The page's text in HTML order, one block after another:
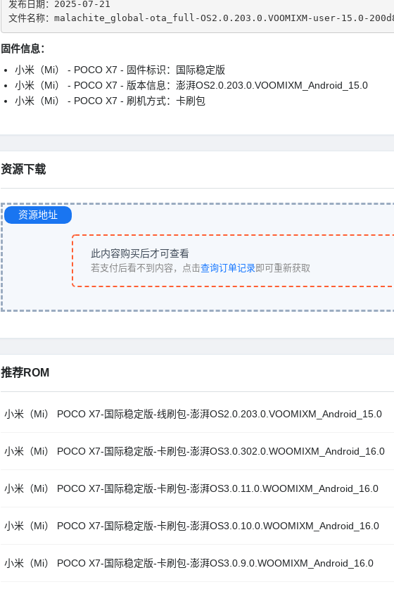
发布日期：2025-07-21
文件名称：malachite_global-ota_full-OS2.0.203.0.VOOMIXM-user-15.0-
固件信息：
小米（Mi） - POCO X7 - 固件标识：国际稳定版
小米（Mi） - POCO X7 - 版本信息：澎湃OS2.0.203.0.VOOMIXM_Android_15.0
小米（Mi） - POCO X7 - 刷机方式：卡刷包
资源下载
资源地址
此内容购买后才可查看
若支付后看不到内容，点击查询订单记录即可重新获取
推荐ROM
小米（Mi） POCO X7-国际稳定版-线刷包-澎湃OS2.0.203.0.VOOMIXM_Android_15.0
小米（Mi） POCO X7-国际稳定版-卡刷包-澎湃OS3.0.302.0.WOOMIXM_Android_16.0
小米（Mi） POCO X7-国际稳定版-卡刷包-澎湃OS3.0.11.0.WOOMIXM_Android_16.0
小米（Mi） POCO X7-国际稳定版-卡刷包-澎湃OS3.0.10.0.WOOMIXM_Android_16.0
小米（Mi） POCO X7-国际稳定版-卡刷包-澎湃OS3.0.9.0.WOOMIXM_Android_16.0